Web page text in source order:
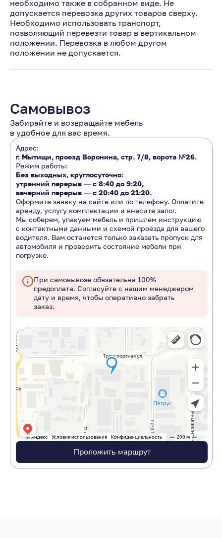
необходимо также в собранном виде. Не
допускается перевозка других товаров сверху.
Необходимо использовать транспорт,
позволяющий перевезти товар в вертикальном
положении. Перевозка в любом другом
положении не допускается.
Самовывоз
Забирайте и возвращайте мебель
в удобное для вас время.
Адрес:
г. Мытищи, проезд Воронина, стр. 7/8, ворота №26.
Режим работы:
Без выходных, круглосуточно:
утренний перерыв ― с 8:40 до 9:20,
вечерний перерыв ― с 20:40 до 21:20.
Оформите заявку на сайте или по телефону. Оплатите
аренду, услугу комплектации и внесите залог.
Мы соберем, упакуем мебель и пришлем инструкцию
с контактными данными и схемой проезда для вашего
водителя. Вам останется только заказать пропуск для
автомобиля и проверить состояние мебели при
погрузке.
При самовывозе обязательна 100%
предоплата. Согласуйте с нашим менеджером
дату и время, чтобы оперативно забрать
заказ.
Проложить маршрут